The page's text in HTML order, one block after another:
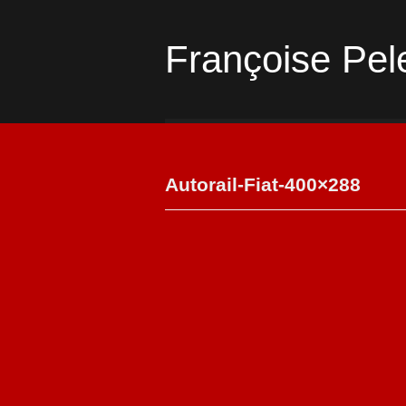
Françoise
Autorail-Fiat-400×288